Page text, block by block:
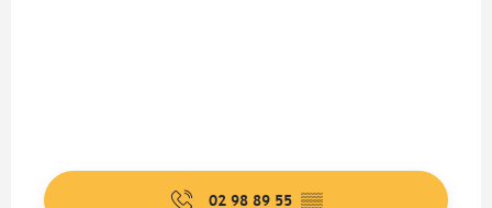
02 98 89 55 ▒▒